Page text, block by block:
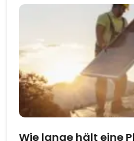
Wie lange hält eine